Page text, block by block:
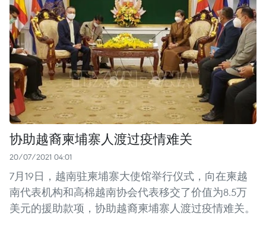
协助越裔柬埔寨人渡过疫情难关
20/07/2021 04:01
7月19日，越南驻柬埔寨大使馆举行仪式，向在柬越
南代表机构和高棉越南协会代表移交了价值为8.5万
美元的援助款项，协助越裔柬埔寨人渡过疫情难关。